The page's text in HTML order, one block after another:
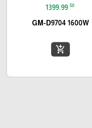
1399.99 ₪
GM-D9704 1600W
add_shopping_cart